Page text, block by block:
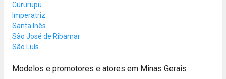
Cururupu
Imperatriz
Santa Inês
São José de Ribamar
São Luís
Modelos e promotores e atores em Minas Gerais